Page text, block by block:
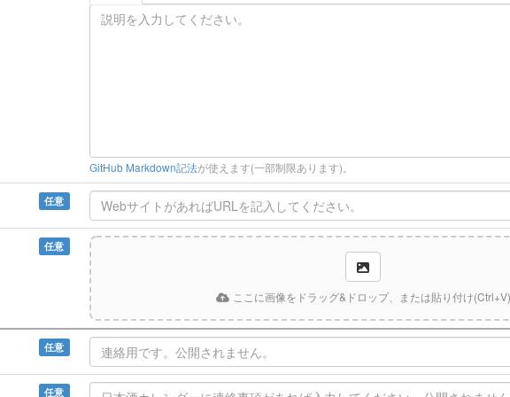
GitHub Markdown記法が使えます(一部制限あります)。
任意
任意
ここに画像をドラッグ&ドロップ、または貼り付け(Ctrl+V)
任意
任意